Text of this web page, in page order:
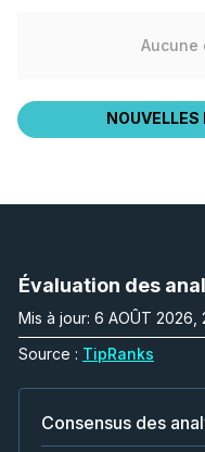
Aucune
Évaluation des
Mis à jour: 6 AOÛT 2026,
Source : TipRanks
Consensus des